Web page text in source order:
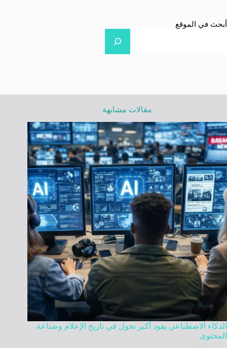
أبحث في الموقع
مقالات مشابهة
الذكاء الاصطناعي يقود أكبر تحول في تاريخ الإعلام وصناعة
المحتوى